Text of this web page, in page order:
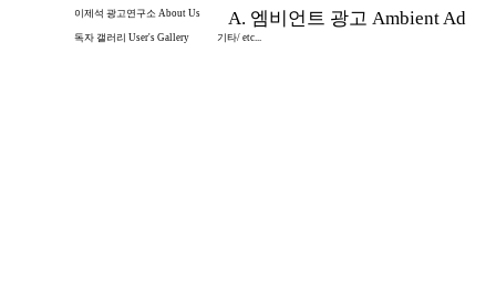
이제석 광고연구소 About Us A. 엠비언트 광고 Ambient Ad
독자 갤러리 User's Gallery 기타/ etc...